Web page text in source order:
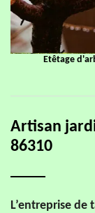
Etêtage
Artisan
86310
L’entreprise de